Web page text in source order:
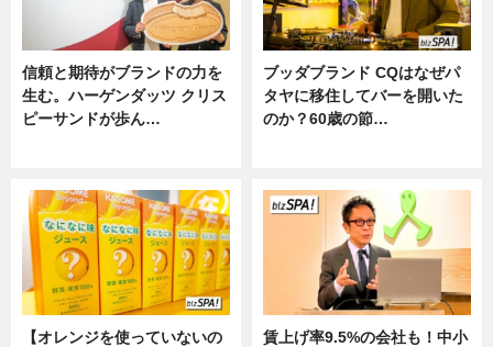
信頼と期待がブランドの力を
生む。ハーゲンダッツ クリス
ピーサンドが歩ん…
ブッダブランド CQはなぜパ
タヤに移住してバーを開いた
のか？60歳の節…
【オレンジを使っていないの
賃上げ率9.5%の会社も！中小